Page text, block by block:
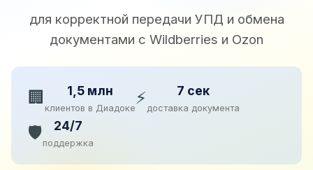
для корректной передачи УПД и обмена
документами с Wildberries и Ozon
🏢 1,5 млн
клиентов в Диадоке⚡ 7 сек
доставка документа
🛡️ 24/7
поддержка